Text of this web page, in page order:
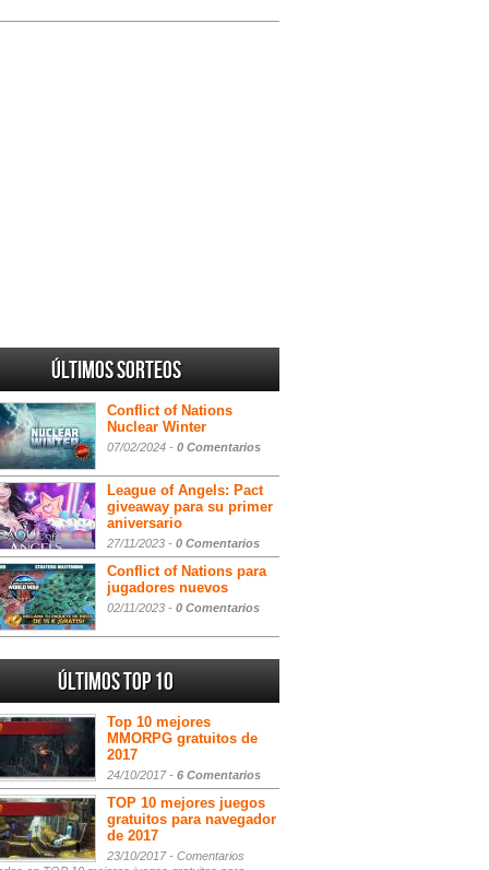
Últimos sorteos
Conflict of Nations
Nuclear Winter
07/02/2024 - 0 Comentarios
League of Angels: Pact
giveaway para su primer
aniversario
27/11/2023 - 0 Comentarios
Conflict of Nations para
jugadores nuevos
02/11/2023 - 0 Comentarios
Últimos Top 10
Top 10 mejores
MMORPG gratuitos de
2017
24/10/2017 - 6 Comentarios
TOP 10 mejores juegos
gratuitos para navegador
de 2017
23/10/2017 - Comentarios